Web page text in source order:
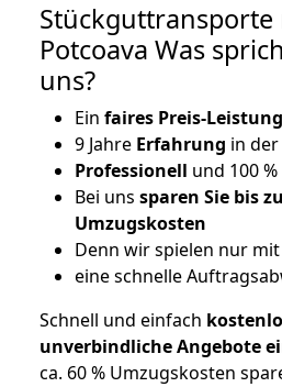
Stückguttransporte
Potcoava Was
uns?
Ein faires Preis-
9 Jahre Erfahrung in
Professionell und 100
Bei uns sparen Sie bis
Umzugskosten
Denn wir spielen nur
eine schnelle
Schnell und einfach
unverbindliche Angebote
ca. 60 % Umzugskosten